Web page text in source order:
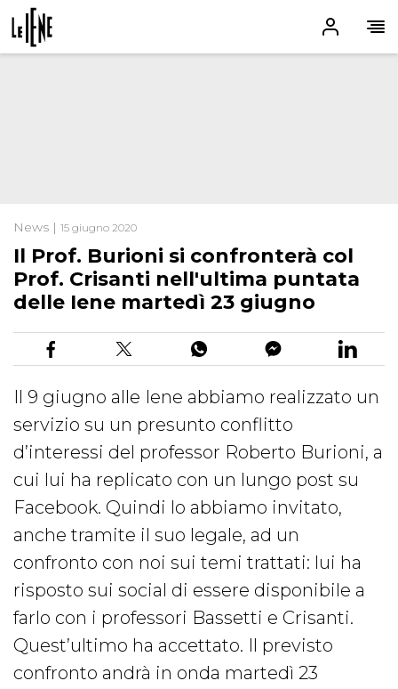
News | 15 giugno 2020
Il Prof. Burioni si confronterà col
Prof. Crisanti nell'ultima puntata
delle Iene martedì 23 giugno
Il 9 giugno alle Iene abbiamo realizzato un
servizio su un presunto conflitto
d’interessi del professor Roberto Burioni, a
cui lui ha replicato con un lungo post su
Facebook. Quindi lo abbiamo invitato,
anche tramite il suo legale, ad un
confronto con noi sui temi trattati: lui ha
risposto sui social di essere disponibile a
farlo con i professori Bassetti e Crisanti.
Quest’ultimo ha accettato. Il previsto
confronto andrà in onda martedì 23